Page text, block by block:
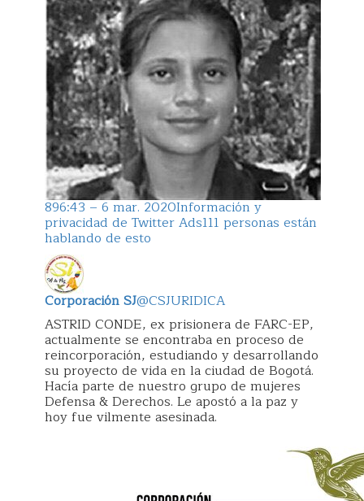
896:43 – 6 mar. 2020Información y
privacidad de Twitter Ads111 personas están
hablando de esto
Corporación SJ@CSJURIDICA
ASTRID CONDE, ex prisionera de FARC-EP,
actualmente se encontraba en proceso de
reincorporación, estudiando y desarrollando
su proyecto de vida en la ciudad de Bogotá.
Hacía parte de nuestro grupo de mujeres
Defensa & Derechos. Le apostó a la paz y
hoy fue vilmente asesinada.